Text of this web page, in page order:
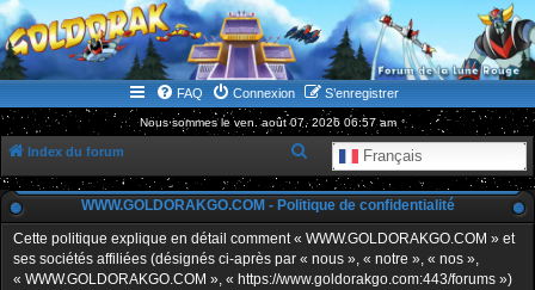
WWW.GOLDORAKGO.COM
le site de la Lune Rouge
FAQ Connexion S’enregistrer
Nous sommes le ven. août 07, 2026 06:57 am
Index du forum Français
e
c
h
e
WWW.GOLDORAKGO.COM - Politique de confidentialité
Cette politique explique en détail comment « WWW.GOLDORAKGO.COM » et
ses sociétés affiliées (désignés ci-après par « nous », « notre », « nos »,
« WWW.GOLDORAKGO.COM », « https://www.goldorakgo.com:443/forums »)